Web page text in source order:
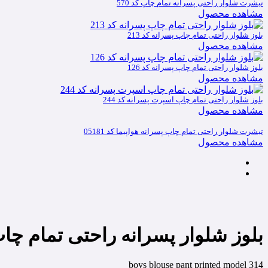
تیشرت شلوار راحتی پسرانه تمام چاپ کد 570
مشاهده محصول
بلوز شلوار راحتی تمام چاپ پسرانه کد 213
مشاهده محصول
بلوز شلوار راحتی تمام چاپ پسرانه کد 126
مشاهده محصول
بلوز شلوار راحتی تمام چاپ اسپرت پسرانه کد 244
مشاهده محصول
تیشرت شلوار راحتی تمام چاپ پسرانه هواپیما کد 05181
مشاهده محصول
بلوز شلوار پسرانه راحتی تمام چاپ
boys blouse pant printed model 314